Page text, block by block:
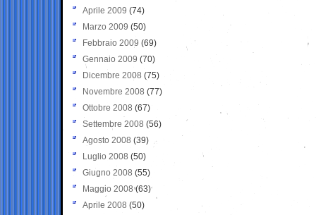
Aprile 2009 (74)
Marzo 2009 (50)
Febbraio 2009 (69)
Gennaio 2009 (70)
Dicembre 2008 (75)
Novembre 2008 (77)
Ottobre 2008 (67)
Settembre 2008 (56)
Agosto 2008 (39)
Luglio 2008 (50)
Giugno 2008 (55)
Maggio 2008(63)
Aprile 2008 (50)